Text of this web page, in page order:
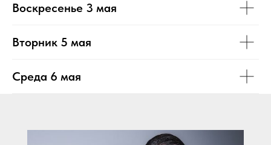
Воскресенье 3 мая
Вторник 5 мая
Среда 6 мая